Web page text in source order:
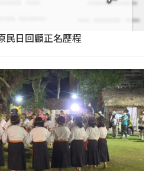
民日回顧正名歷程